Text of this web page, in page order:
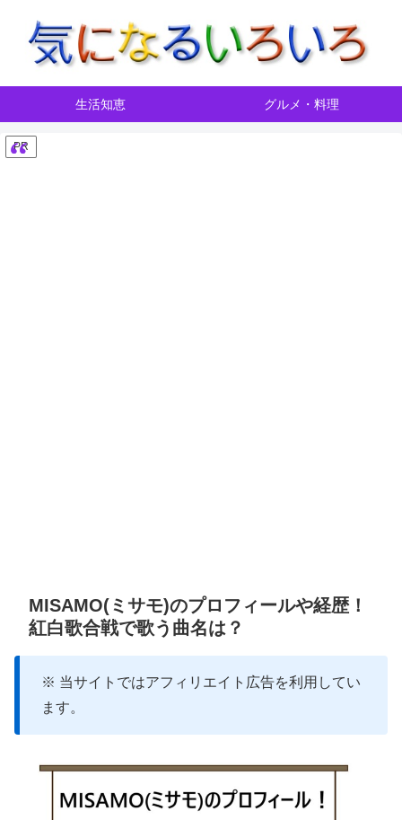
生活知恵 グルメ・料理
PR
MISAMO(ミサモ)のプロフィールや経歴！
紅白歌合戦で歌う曲名は？
※ 当サイトではアフィリエイト広告を利用してい
ます。